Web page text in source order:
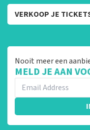
VERKOOP JE
Nooit meer een
MELD JE AAN